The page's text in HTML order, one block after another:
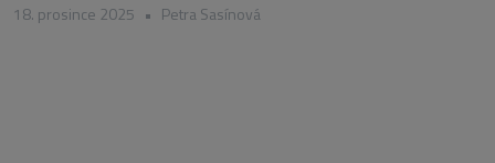
18. prosince 2025 • Petra Sasínová